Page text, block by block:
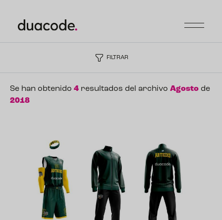
FILTRAR
Se han obtenido 4 resultados del archivo Agosto de
2018